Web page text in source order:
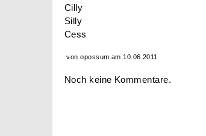
(=blind, verblendet, nicht
Namens Caecilie, der durch die
bekannt wurde.
Sprachen
Bekannte Persönlichkeiten